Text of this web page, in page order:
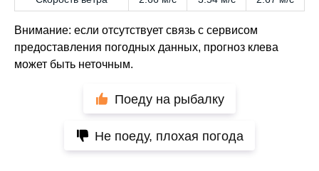
Внимание: если отсутствует связь с сервисом
предоставления погодных данных, прогноз клева
может быть неточным.
Поеду на рыбалку
Не поеду, плохая погода